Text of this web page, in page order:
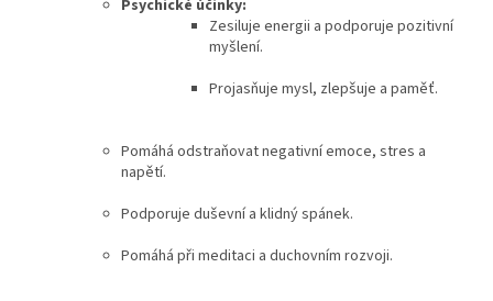
Psychické účinky:
Zesiluje energii a podporuje pozitivní
myšlení.
Projasňuje mysl, zlepšuje a paměť.
Pomáhá odstraňovat negativní emoce, stres a
napětí.
Podporuje duševní a klidný spánek.
Pomáhá při meditaci a duchovním rozvoji.